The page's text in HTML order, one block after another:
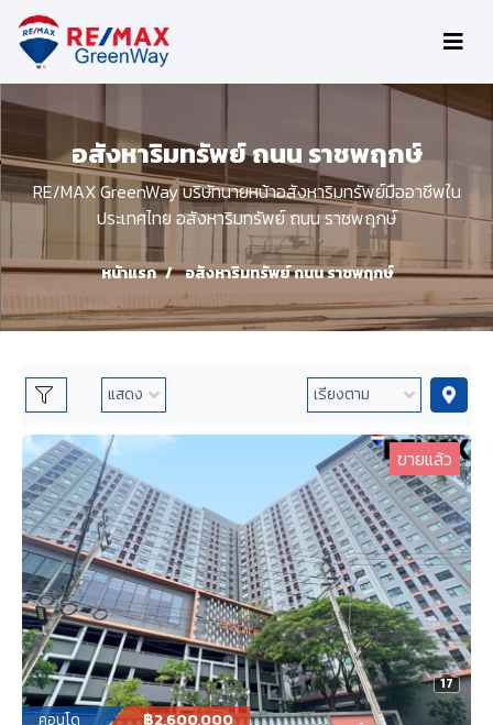
อสังหาริมทรัพย์ ถนน ราชพฤกษ์
RE/MAX GreenWay บริษัทนายหน้าอสังหาริมทรัพย์มืออาชีพใน
ประเทศไทย อสังหาริมทรัพย์ ถนน ราชพฤกษ์
หน้าแรก อสังหาริมทรัพย์ ถนน ราชพฤกษ์
17
ขายแล้ว
คอนโด ฿2,600,000